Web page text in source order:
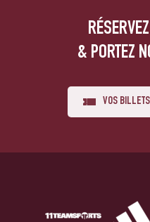
& PORTEZ
VOS BILLETS